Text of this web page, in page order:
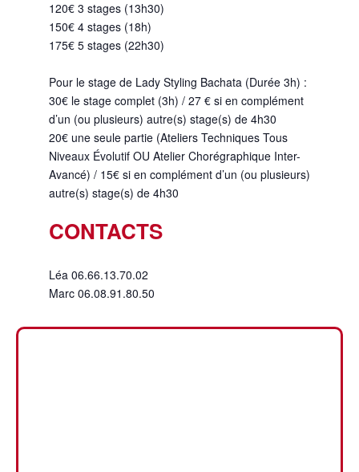
120€ 3 stages (13h30)
150€ 4 stages (18h)
175€ 5 stages (22h30)
Pour le stage de Lady Styling Bachata (Durée 3h) :
30€ le stage complet (3h) / 27 € si en complément
d’un (ou plusieurs) autre(s) stage(s) de 4h30
20€ une seule partie (Ateliers Techniques Tous
Niveaux Évolutif OU Atelier Chorégraphique Inter-
Avancé) / 15€ si en complément d’un (ou plusieurs)
autre(s) stage(s) de 4h30
CONTACTS
Léa 06.66.13.70.02
Marc 06.08.91.80.50